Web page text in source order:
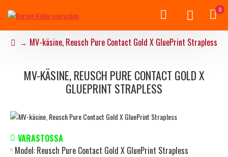
0
MV-käsine, Reusch Pure Contact Gold X GluePrint Strapless
MV-KÄSINE, REUSCH PURE CONTACT GOLD X
GLUEPRINT STRAPLESS
VARASTOSSA
Model:Reusch Pure Contact Gold X GluePrint Strapless